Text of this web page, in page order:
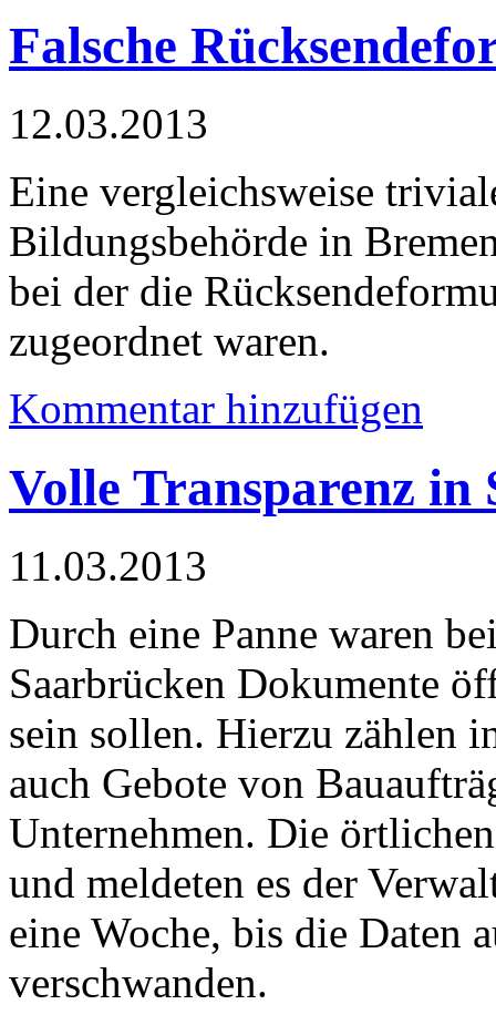
Falsche
12.03.2013
Eine vergleichsweise
Bildungsbehörde in
bei der die
zugeordnet waren.
Kommentar hinzufügen
Volle Transparenz in
11.03.2013
Durch eine Panne waren
Saarbrücken Dokumente
sein sollen. Hierzu zählen
auch Gebote von
Unternehmen. Die
und meldeten es der
eine Woche, bis die Daten
verschwanden.